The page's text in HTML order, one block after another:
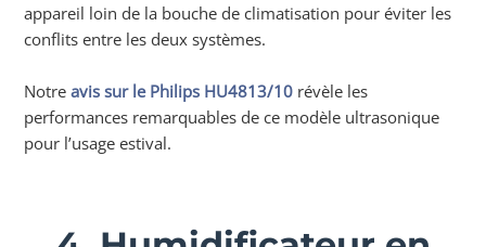
appareil loin de la bouche de climatisation pour éviter les
conflits entre les deux systèmes.
Notreavis sur le Philips HU4813/10 révèle les
performances remarquables de ce modèle ultrasonique
pour l’usage estival.